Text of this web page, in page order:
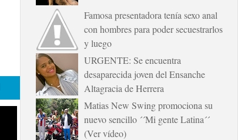
Famosa presentadora tenía sexo anal
con hombres para poder secuestrarlos
y luego
URGENTE: Se encuentra
desaparecida joven del Ensanche
Altagracia de Herrera
Matias New Swing promociona su
nuevo sencillo ´´Mi gente Latina´´
(Ver vídeo)